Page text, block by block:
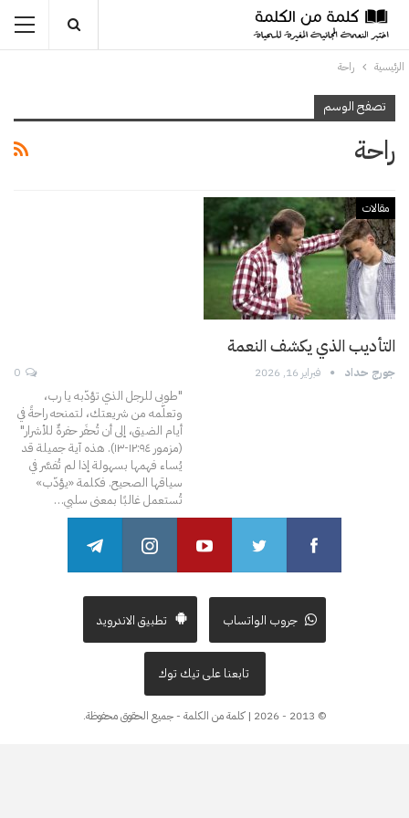
الرئيسية راحة
تصفح الوسم
راحة
مقالات
التأديب الذي يكشف النعمة
جورج حداد فبراير 16, 2026
"طوبى للرجل الذي تؤدّبه يا رب،
وتعلّمه من شريعتك، لتمنحه راحةً في
أيام الضيق، إلى أن تُحفَر حفرةٌ للأشرار"
(مزمور ١٢:٩٤-١٣).
هذه آية جميلة قد
يُساء فهمها بسهولة إذا لم تُفسَّر في
سياقها الصحيح. فكلمة «يؤدّب»
تُستعمل غالبًا بمعنى سلبي…
جروب الواتساب تطبيق الاندرويد
تابعنا على تيك توك
© 2013 - 2026 | كلمة من الكلمة - جميع الحقوق محفوظة.